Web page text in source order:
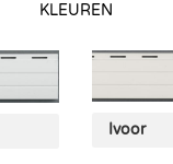
KLEUREN
Ivoor